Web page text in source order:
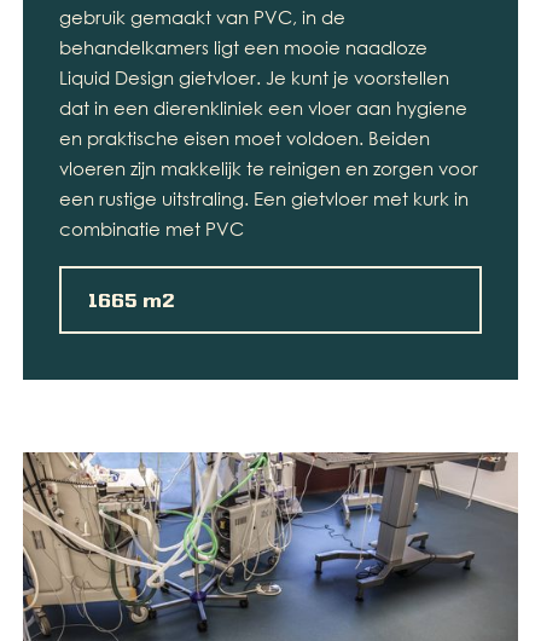
gebruik gemaakt van PVC, in de
behandelkamers ligt een mooie naadloze
Liquid Design gietvloer. Je kunt je voorstellen
dat in een dierenkliniek een vloer aan hygiene
en praktische eisen moet voldoen. Beiden
vloeren zijn makkelijk te reinigen en zorgen voor
een rustige uitstraling. Een gietvloer met kurk in
combinatie met PVC
1665 m2